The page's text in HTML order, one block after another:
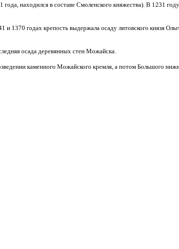
находился в составе Смоленского княжества). В 1231
1370 годах крепость выдержала осаду литовского князя
осада деревянных стен Можайска.
каменного Можайского кремля, а потом Большого